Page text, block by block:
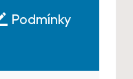
Podmínky